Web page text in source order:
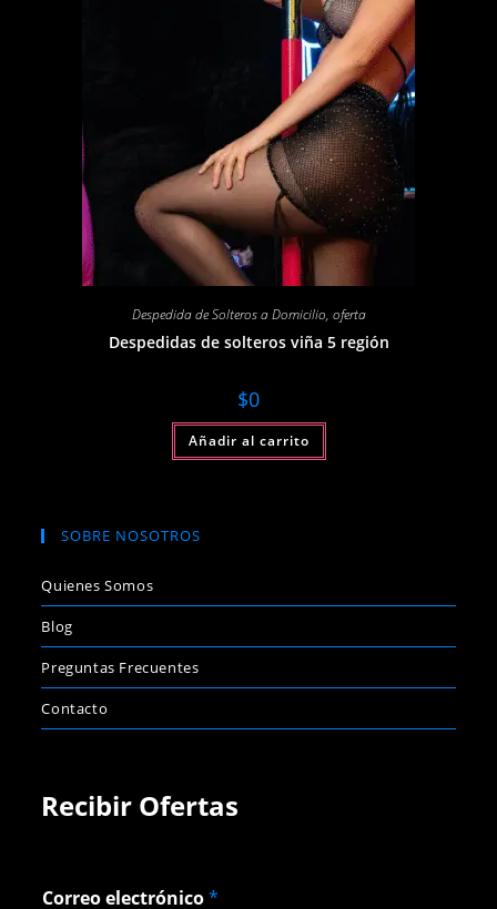
Despedida de Solteros a Domicilio, oferta
Despedidas de solteros viña 5 región
$0
Añadir al carrito
SOBRE NOSOTROS
Quienes Somos
Blog
Preguntas Frecuentes
Contacto
Recibir Ofertas
o
Correo electrónico*